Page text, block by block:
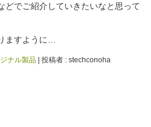
どでご紹介していきたいなと思って
ますように…
ナル製品 | 投稿者 : stechconoha